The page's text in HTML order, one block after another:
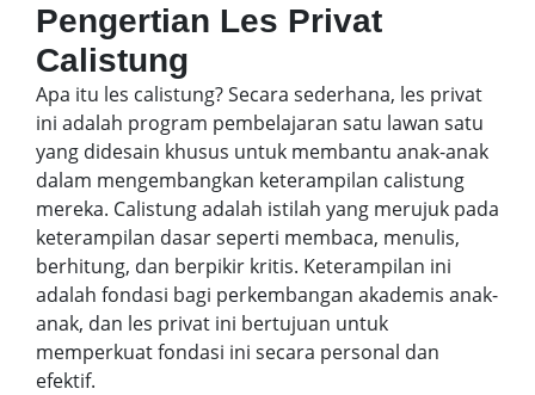
Pengertian Les Privat
Calistung
Apa itu les calistung? Secara sederhana, les privat
ini adalah program pembelajaran satu lawan satu
yang didesain khusus untuk membantu anak-anak
dalam mengembangkan keterampilan calistung
mereka. Calistung adalah istilah yang merujuk pada
keterampilan dasar seperti membaca, menulis,
berhitung, dan berpikir kritis. Keterampilan ini
adalah fondasi bagi perkembangan akademis anak-
anak, dan les privat ini bertujuan untuk
memperkuat fondasi ini secara personal dan
efektif.